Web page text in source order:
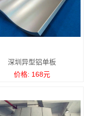
深圳异型铝单板
价格: 168元